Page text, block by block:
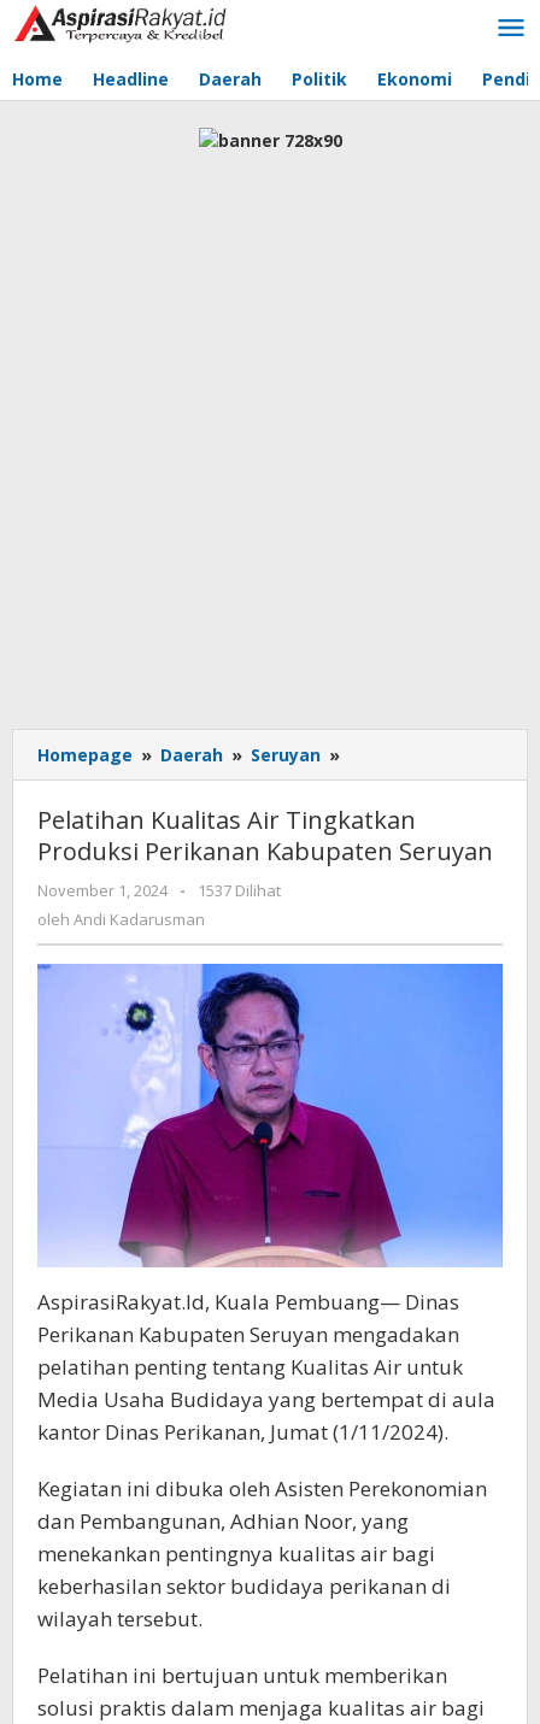
Lewati
ke
Home Headline Daerah Politik Ekonomi
Homepage » Daerah » Seruyan »
Kualitas
Tingkatkan
Produksi
Pelatihan Kualitas Air Tingkatkan
Produksi Perikanan Kabupaten Seruyan
November 1, 2024
oleh
Andi
-
1537 Dilihat
oleh Andi Kadarusman
AspirasiRakyat.Id, Kuala Pembuang— Dinas
Perikanan Kabupaten Seruyan mengadakan
pelatihan penting tentang Kualitas Air untuk
Media Usaha Budidaya yang bertempat di aula
kantor Dinas Perikanan, Jumat (1/11/2024).
Kegiatan ini dibuka oleh Asisten Perekonomian
dan Pembangunan, Adhian Noor, yang
menekankan pentingnya kualitas air bagi
keberhasilan sektor budidaya perikanan di
wilayah tersebut.
Pelatihan ini bertujuan untuk memberikan
solusi praktis dalam menjaga kualitas air bagi